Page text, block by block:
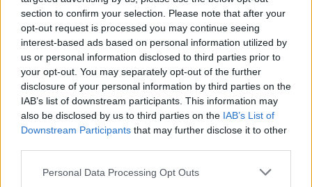
section to confirm your selection. Please note that after your
opt-out request is processed you may continue seeing
interest-based ads based on personal information utilized by
us or personal information disclosed to third parties prior to
your opt-out. You may separately opt-out of the further
disclosure of your personal information by third parties on the
IAB’s list of downstream participants. This information may
also be disclosed by us to third parties on the IAB’s List of
Downstream Participants that may further disclose it to other
Personal Data Processing Opt Outs
aggiunto: “Siamo lieti che il rinnovo di questa
importante partnership renda disponibile agli
abbonati Sky i canali lineari d’intrattenimento del
gruppo Warner Bros. Discovery, una selezione dello
straordinario catalogo di cinema di Warner Bros, oltre
alla possibilità di abbonarsi a discovery+. Tutti
contenuti che costituiscono un asset pregiato sul
mercato e rappresentano da sempre un’offerta molto